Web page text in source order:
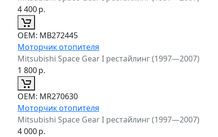
4 400р.
ОЕМ: MB272445
Моторчик отопителя
Mitsubishi Space Gear I рестайлинг (1997—2007)
1 800р.
ОЕМ: MR270630
Моторчик отопителя
Mitsubishi Space Gear I рестайлинг (1997—2007)
4 000р.